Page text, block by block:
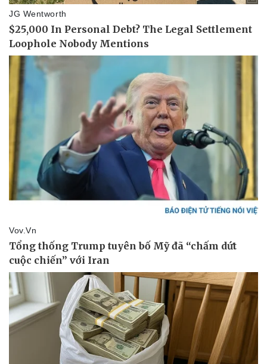
Thể thao
Bóng đá
Thế giới thể thao
eSports
Hậu trường
Ô tô - Xe máy
Ô tô
Xe máy